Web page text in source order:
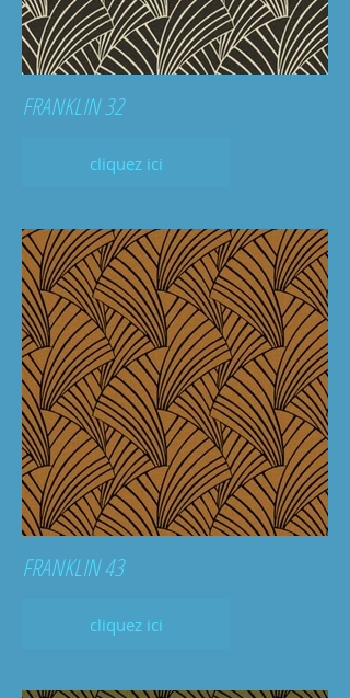
FRANKLIN 32
cliquez ici
FRANKLIN 43
cliquez ici